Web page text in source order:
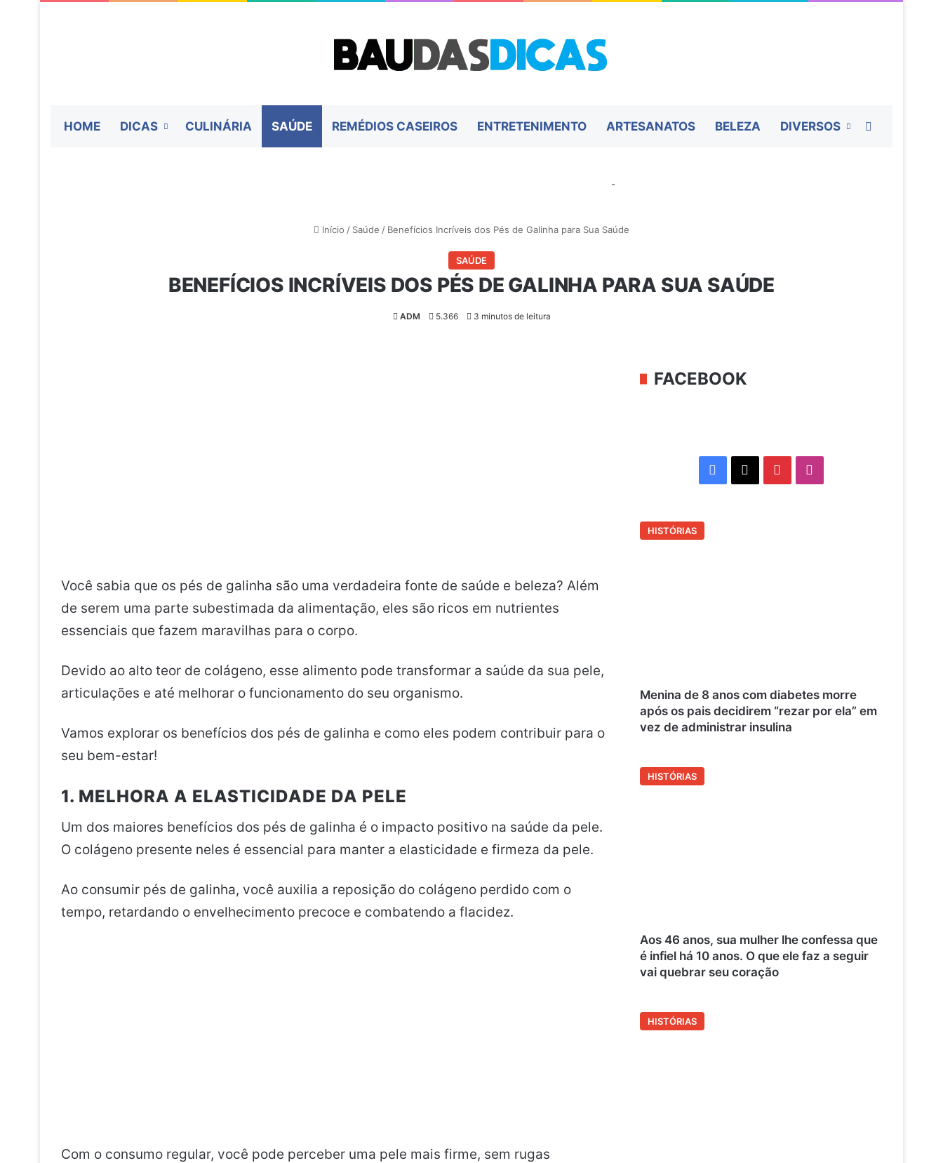
HOME DICAS CULINÁRIA SAÚDE REMÉDIOS CASEIROS ENTRETENIMENTO ARTESANATOS BELEZA DIVERSOS
-
Início / Saúde / Benefícios Incríveis dos Pés de Galinha para Sua Saúde
SAÚDE
BENEFÍCIOS INCRÍVEIS DOS PÉS DE GALINHA PARA SUA SAÚDE
ADM 5.366 3 minutos de leitura
Você sabia que os pés de galinha são uma verdadeira fonte de saúde e beleza? Além
de serem uma parte subestimada da alimentação, eles são ricos em nutrientes
essenciais que fazem maravilhas para o corpo.
Devido ao alto teor de colágeno, esse alimento pode transformar a saúde da sua pele,
articulações e até melhorar o funcionamento do seu organismo.
Vamos explorar os benefícios dos pés de galinha e como eles podem contribuir para o
seu bem-estar!
1. MELHORA A ELASTICIDADE DA PELE
Um dos maiores benefícios dos pés de galinha é o impacto positivo na saúde da pele.
O colágeno presente neles é essencial para manter a elasticidade e firmeza da pele.
Ao consumir pés de galinha, você auxilia a reposição do colágeno perdido com o
tempo, retardando o envelhecimento precoce e combatendo a flacidez.
Com o consumo regular, você pode perceber uma pele mais firme, sem rugas
FACEBOOK
Facebook Pinterest
HISTÓRIAS
Menina de 8 anos com diabetes morre
após os pais decidirem “rezar por ela” em
vez de administrar insulina
HISTÓRIAS
Aos 46 anos, sua mulher lhe confessa que
é infiel há 10 anos. O que ele faz a seguir
vai quebrar seu coração
HISTÓRIAS